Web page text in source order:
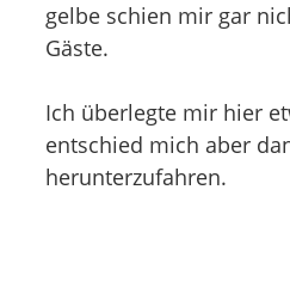
gelbe schien mir gar
Gäste.
Ich überlegte mir hier
entschied mich aber
herunterzufahren.